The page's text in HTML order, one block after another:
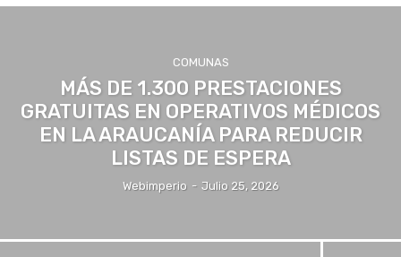
COMUNAS
MÁS DE 1.300 PRESTACIONES
GRATUITAS EN OPERATIVOS MÉDICOS
EN LA ARAUCANÍA PARA REDUCIR
LISTAS DE ESPERA
Webimperio - Julio 25, 2026